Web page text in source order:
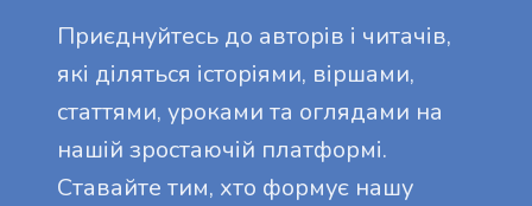
Приєднуйтесь до авторів і читачів,
які діляться історіями, віршами,
статтями, уроками та оглядами на
нашій зростаючій платформі.
Ставайте тим, хто формує нашу